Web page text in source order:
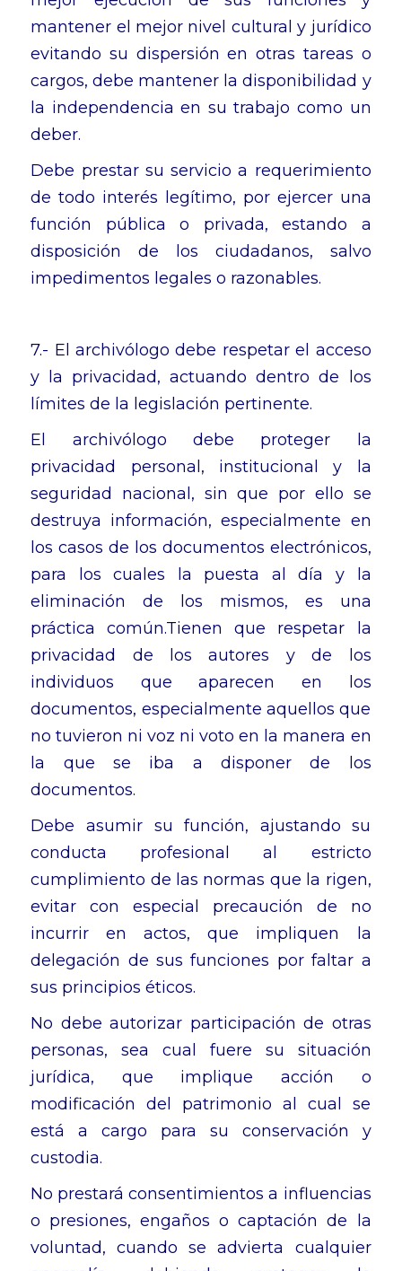
mantener el mejor nivel cultural y jurídico
evitando su dispersión en otras tareas o
cargos, debe mantener la disponibilidad y
la independencia en su trabajo como un
deber.
Debe prestar su servicio a requerimiento
de todo interés legítimo, por ejercer una
función pública o privada, estando a
disposición de los ciudadanos, salvo
impedimentos legales o razonables.
7.- El archivólogo debe respetar el acceso
y la privacidad, actuando dentro de los
límites de la legislación pertinente.
El archivólogo debe proteger la
privacidad personal, institucional y la
seguridad nacional, sin que por ello se
destruya información, especialmente en
los casos de los documentos electrónicos,
para los cuales la puesta al día y la
eliminación de los mismos, es una
práctica común.Tienen que respetar la
privacidad de los autores y de los
individuos que aparecen en los
documentos, especialmente aquellos que
no tuvieron ni voz ni voto en la manera en
la que se iba a disponer de los
documentos.
Debe asumir su función, ajustando su
conducta profesional al estricto
cumplimiento de las normas que la rigen,
evitar con especial precaución de no
incurrir en actos, que impliquen la
delegación de sus funciones por faltar a
sus principios éticos.
No debe autorizar participación de otras
personas, sea cual fuere su situación
jurídica, que implique acción o
modificación del patrimonio al cual se
está a cargo para su conservación y
custodia.
No prestará consentimientos a influencias
o presiones, engaños o captación de la
voluntad, cuando se advierta cualquier